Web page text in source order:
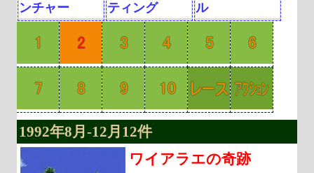
ンチャー
ティング
ル
1992年8月-12月12件
ワイアラエの奇跡